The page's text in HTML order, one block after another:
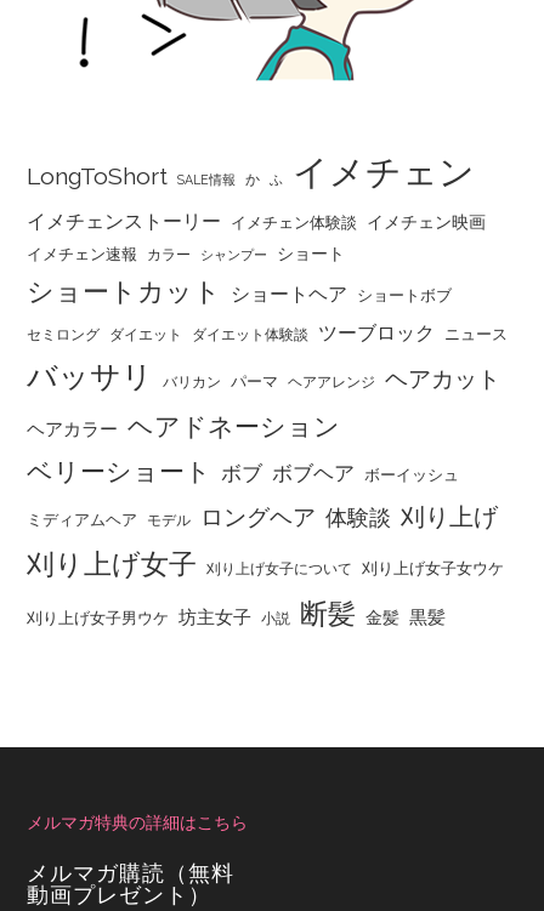
LongToShort SALE情報 か ふ イメチェン
イメチェンストーリー イメチェン体験談 イメチェン映画
イメチェン速報 カラー シャンプー ショート
ショートカット ショートヘア ショートボブ
セミロング ダイエット ダイエット体験談 ツーブロック ニュース
バッサリ バリカン パーマ ヘアアレンジ ヘアカット
ヘアカラー ヘアドネーション
ベリーショート
ボブ ボブヘア ボーイッシュ
ミディアムヘア モデル ロングヘア 体験談 刈り上げ
刈り上げ女子 刈り上げ女子について 刈り上げ女子女ウケ
刈り上げ女子男ウケ 坊主女子 小説 断髪 金髪 黒髪
メルマガ特典の詳細はこちら
メルマガ購読（無料
動画プレゼント）